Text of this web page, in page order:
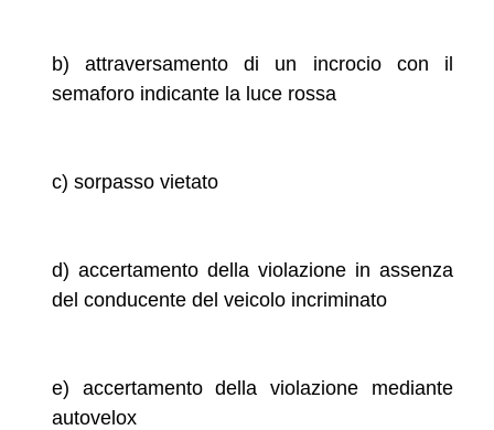
b) attraversamento di un incrocio con il
semaforo indicante la luce rossa
c) sorpasso vietato
d) accertamento della violazione in assenza
del conducente del veicolo incriminato
e) accertamento della violazione mediante
autovelox